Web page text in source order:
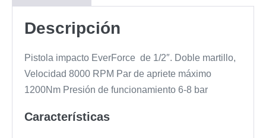
Descripción
Pistola impacto EverForce de 1/2″. Doble martillo,
Velocidad 8000 RPM Par de apriete máximo
1200Nm Presión de funcionamiento 6-8 bar
Características